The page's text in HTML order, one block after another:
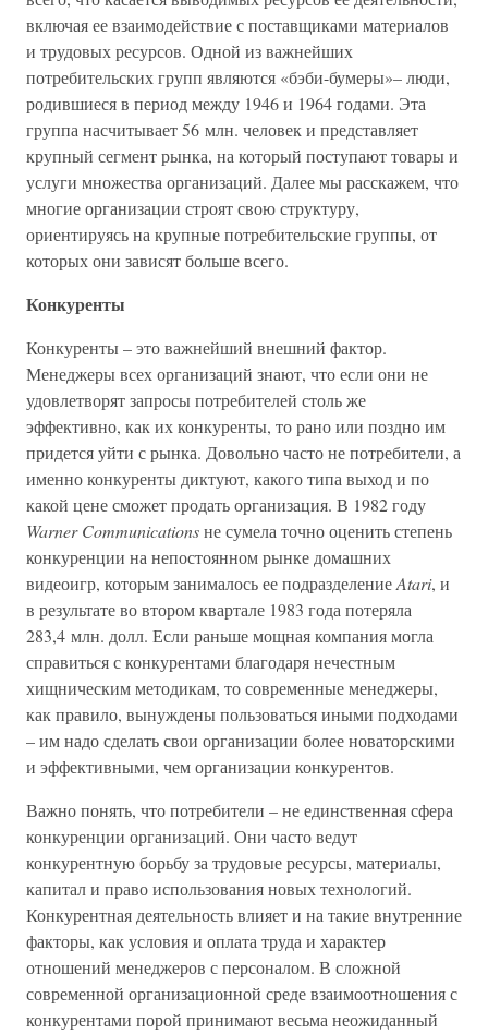
включая ее взаимодействие с поставщиками материалов
и трудовых ресурсов. Одной из важнейших
потребительских групп являются «бэби-бумеры»– люди,
родившиеся в период между 1946 и 1964 годами. Эта
группа насчитывает 56 млн. человек и представляет
крупный сегмент рынка, на который поступают товары и
услуги множества организаций. Далее мы расскажем, что
многие организации строят свою структуру,
ориентируясь на крупные потребительские группы, от
которых они зависят больше всего.
Конкуренты
Конкуренты – это важнейший внешний фактор.
Менеджеры всех организаций знают, что если они не
удовлетворят запросы потребителей столь же
эффективно, как их конкуренты, то рано или поздно им
придется уйти с рынка. Довольно часто не потребители, а
именно конкуренты диктуют, какого типа выход и по
какой цене сможет продать организация. В 1982 году
Warner Communicationsне сумела точно оценить степень
конкуренции на непостоянном рынке домашних
видеоигр, которым занималось ее подразделениеAtari, и
в результате во втором квартале 1983 года потеряла
283,4 млн. долл. Если раньше мощная компания могла
справиться с конкурентами благодаря нечестным
хищническим методикам, то современные менеджеры,
как правило, вынуждены пользоваться иными подходами
– им надо сделать свои организации более новаторскими
и эффективными, чем организации конкурентов.
Важно понять, что потребители – не единственная сфера
конкуренции организаций. Они часто ведут
конкурентную борьбу за трудовые ресурсы, материалы,
капитал и право использования новых технологий.
Конкурентная деятельность влияет и на такие внутренние
факторы, как условия и оплата труда и характер
отношений менеджеров с персоналом. В сложной
современной организационной среде взаимоотношения с
конкурентами порой принимают весьма неожиданный